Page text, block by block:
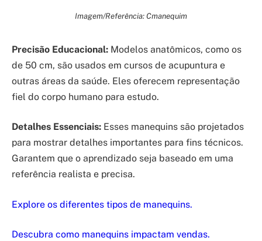
Imagem/Referência: Cmanequim
Precisão Educacional: Modelos anatômicos, como os
de 50 cm, são usados em cursos de acupuntura e
outras áreas da saúde. Eles oferecem representação
fiel do corpo humano para estudo.
Detalhes Essenciais: Esses manequins são projetados
para mostrar detalhes importantes para fins técnicos.
Garantem que o aprendizado seja baseado em uma
referência realista e precisa.
Explore os diferentes tipos de manequins.
Descubra como manequins impactam vendas.